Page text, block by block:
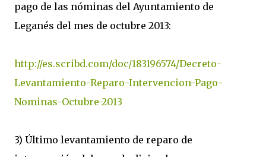
pago de las nóminas del Ayuntamiento de
Leganés del mes de octubre 2013:
http://es.scribd.com/doc/183196574/Decreto-
Levantamiento-Reparo-Intervencion-Pago-
Nominas-Octubre-2013
3) Último levantamiento de reparo de